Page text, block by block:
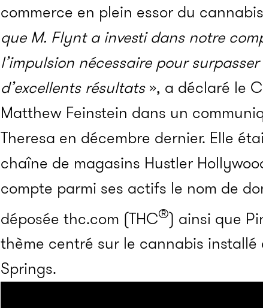
commerce en plein essor du
que M. Flynt a investi dans notre
l’impulsion nécessaire pour
d’excellents résultats», a déclaré le
Matthew Feinstein dans un
Theresa en décembre dernier. Elle
chaîne de magasins Hustler
compte parmi ses actifs le nom de
déposée thc.com (THC®) ainsi que
thème centré sur le cannabis
Springs.